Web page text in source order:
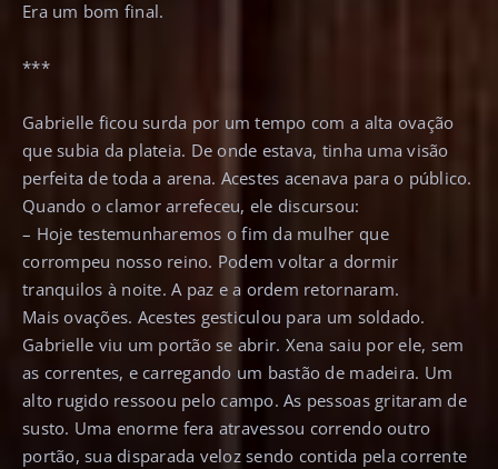
Era um bom final.
***
Gabrielle ficou surda por um tempo com a alta ovação
que subia da plateia. De onde estava, tinha uma visão
perfeita de toda a arena. Acestes acenava para o público.
Quando o clamor arrefeceu, ele discursou:
– Hoje testemunharemos o fim da mulher que
corrompeu nosso reino. Podem voltar a dormir
tranquilos à noite. A paz e a ordem retornaram.
Mais ovações. Acestes gesticulou para um soldado.
Gabrielle viu um portão se abrir. Xena saiu por ele, sem
as correntes, e carregando um bastão de madeira. Um
alto rugido ressoou pelo campo. As pessoas gritaram de
susto. Uma enorme fera atravessou correndo outro
portão, sua disparada veloz sendo contida pela corrente